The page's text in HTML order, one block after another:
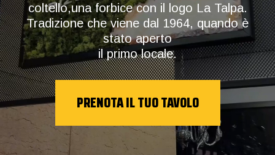
coltello,una forbice con il logo La Talpa.
Tradizione che viene dal 1964, quando è
stato aperto
il primo locale.
PRENOTA IL TUO TAVOLO